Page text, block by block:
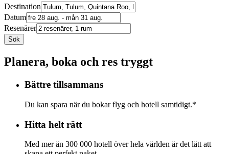
Destination
Datum
Resenärer
Sök
Planera, boka och res tryggt
Bättre tillsammans
Du kan spara när du bokar flyg och hotell samtidigt.*
Hitta helt rätt
Med mer än 300 000 hotell över hela världen är det lätt att